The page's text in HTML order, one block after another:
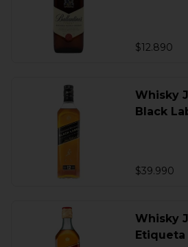
$12.890
Whisky
Black
$39.990
Whisky
Etiqueta